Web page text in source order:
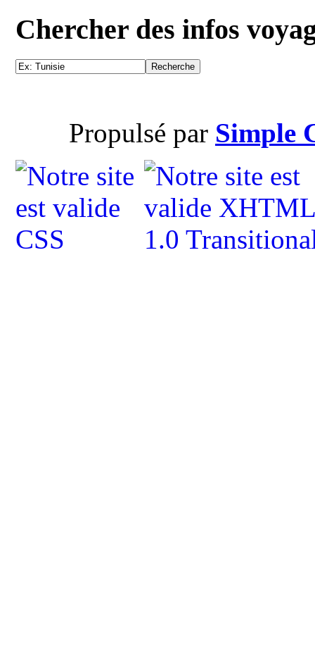
Chercher des infos
Propulsé par Simple